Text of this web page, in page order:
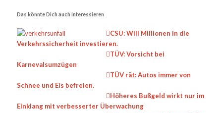
Das könnte Dich auch interessieren
CSU: Will Millionen in die
Verkehrssicherheit investieren.
TÜV: Vorsicht bei
Karnevalsumzügen
TÜV rät: Autos immer von
Schnee und Eis befreien.
Höheres Bußgeld wirkt nur im
Einklang mit verbesserter Überwachung